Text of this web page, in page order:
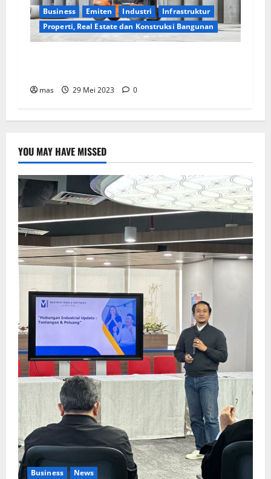
Business Emiten Industri
Infrastruktur
Properti, Real Estate dan Konstruksi Bangunan
mas 29 Mei 2023 0
YOU MAY HAVE MISSED
Business News